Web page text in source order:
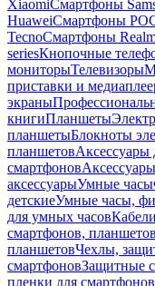
XiaomiСмартфоны
HuaweiСмартфоны
TecnoСмартфоны
seriesКнопочные
мониторыТелевизоры
приставки и
экраны
книгиПланшеты
планшетыБлокноты
планшетовАксессуары
смартфонов
аксессуарыУмные часы
детскиеУмные часы,
для умных часов
смартфонов, планшетов
планшетовЧехлы,
смартфоновЗащитные
пленки для смартфонов